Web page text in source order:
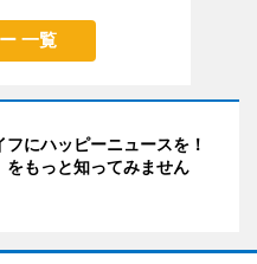
一覧
にハッピーニュースを！
をもっと知ってみません